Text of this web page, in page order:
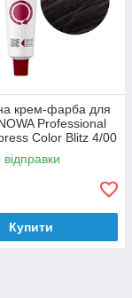
крем-фарба для
Professional
Color Blitz 4/00
Купити